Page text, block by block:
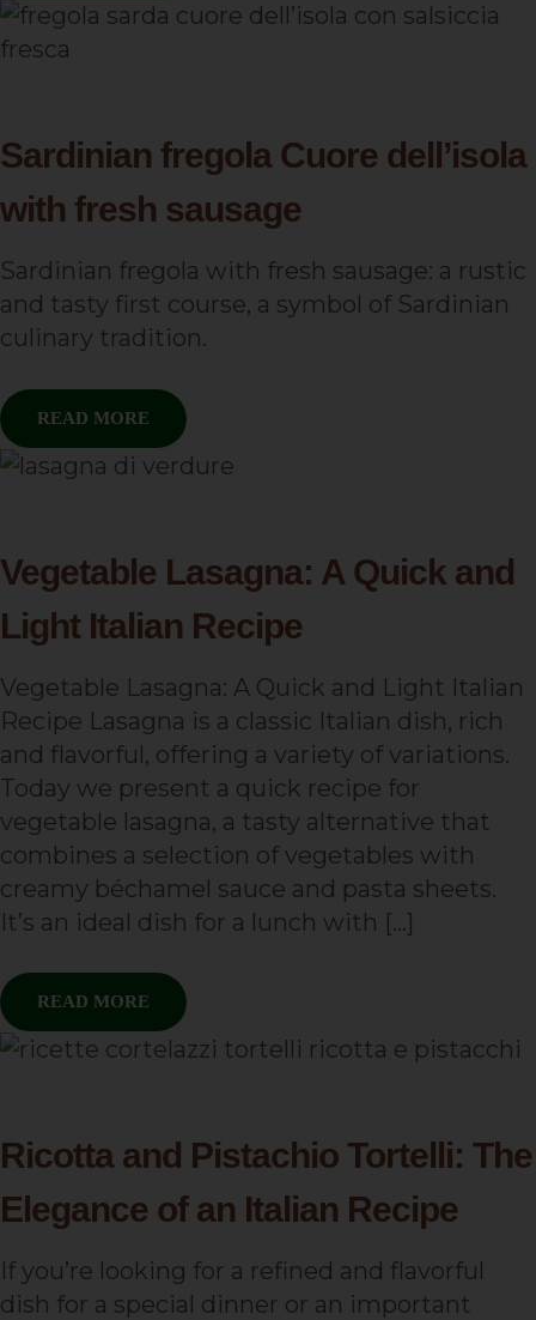
Sardinian fregola Cuore dell’isola
with fresh sausage
Sardinian fregola with fresh sausage: a rustic
and tasty first course, a symbol of Sardinian
culinary tradition.
READ MORE
Vegetable Lasagna: A Quick and
Light Italian Recipe
Vegetable Lasagna: A Quick and Light Italian
Recipe Lasagna is a classic Italian dish, rich
and flavorful, offering a variety of variations.
Today we present a quick recipe for
vegetable lasagna, a tasty alternative that
combines a selection of vegetables with
creamy béchamel sauce and pasta sheets.
It’s an ideal dish for a lunch with […]
READ MORE
Ricotta and Pistachio Tortelli: The
Elegance of an Italian Recipe
If you’re looking for a refined and flavorful
dish for a special dinner or an important